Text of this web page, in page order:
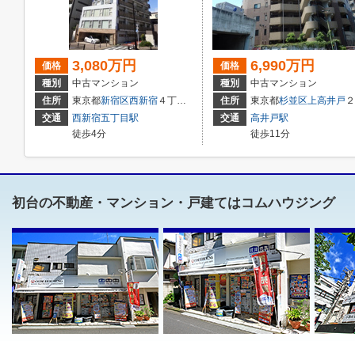
価格 3,080万円
種別
中古マンション
住所
東京都新宿区西新宿４丁目２１－１６
交通
西新宿五丁目駅
徒歩4分
価格 6,990万円
種別
中古マンション
住所
東京都杉並区 上高井戸 ２丁目2-34
交通
高井戸駅
徒歩11分
初台の不動産・マンション・戸建てはコムハウジング